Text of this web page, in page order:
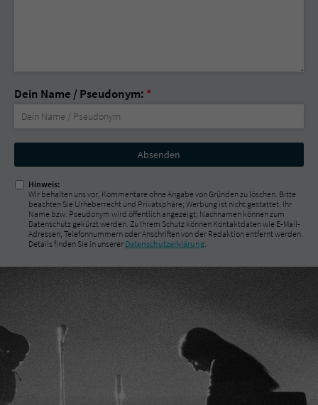
Dein Name / Pseudonym: *
Nicht
ausfüllen!
Hinweis:
Wir behalten uns vor, Kommentare ohne Angabe von Gründen zu löschen. Bitte
beachten Sie Urheberrecht und Privatsphäre; Werbung ist nicht gestattet. Ihr
Name bzw. Pseudonym wird öffentlich angezeigt; Nachnamen können zum
Datenschutz gekürzt werden. Zu Ihrem Schutz können Kontaktdaten wie E-Mail-
Adressen, Telefonnummern oder Anschriften von der Redaktion entfernt werden.
Details finden Sie in unserer Datenschutzerklärung.